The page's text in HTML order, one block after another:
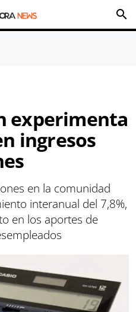
search
experimenta
ingresos
en la comunidad
interanual del 7,8%,
en los aportes de